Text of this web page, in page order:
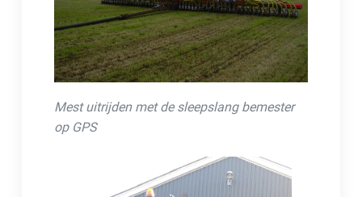
Mest uitrijden met de sleepslang bemester
op GPS